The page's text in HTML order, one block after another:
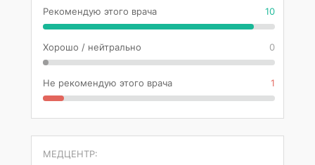
Рекомендую этого врача 10
Хорошо / нейтрально 0
Не рекомендую этого врача 1
МЕДЦЕНТР: